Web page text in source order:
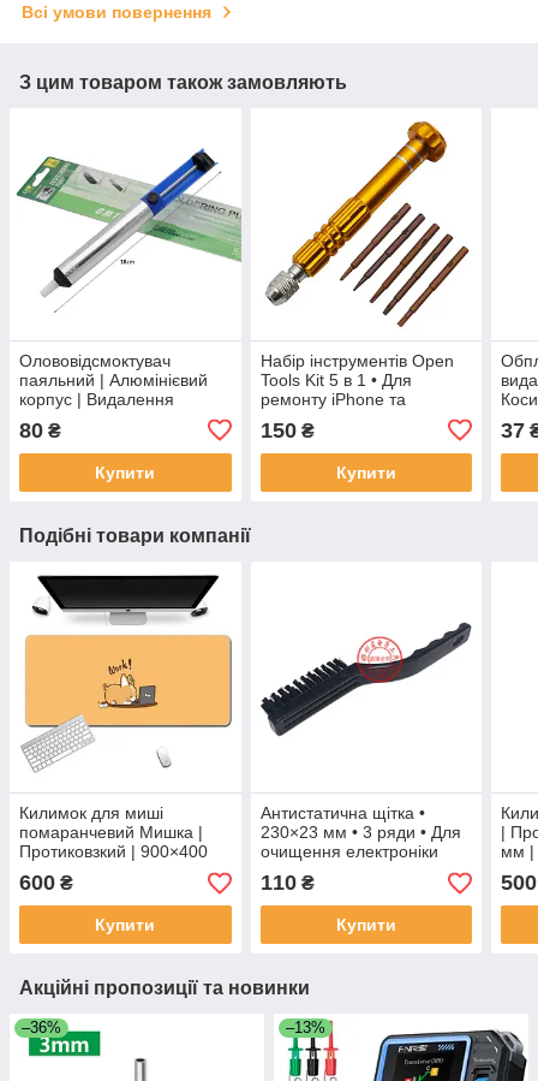
Всі умови повернення
З цим товаром також замовляють
Олововідсмоктувач
паяльний | Алюмінієвий
корпус | Видалення
дизайн
80 ₴
Купити
Набір інструментів Open
Tools Kit 5 в 1 • Для
ремонту iPhone та
електроніки • Професійні
відвертки
150₴
Купити
37
Подібні товари компанії
Килимок для миші
помаранчевий Мишка |
Протиковзкий | 900×400
мм | Прошиті краї | Ігровий
600 ₴
Купити
Антистатична щітка •
230×23 мм • 3 ряди • Для
очищення електроніки
110₴
Купити
|
мм |
500
Акційні пропозиції та новинки
–36% –13%